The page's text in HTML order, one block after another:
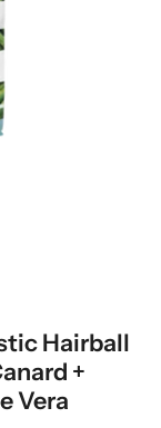
Hairball
+
Vera